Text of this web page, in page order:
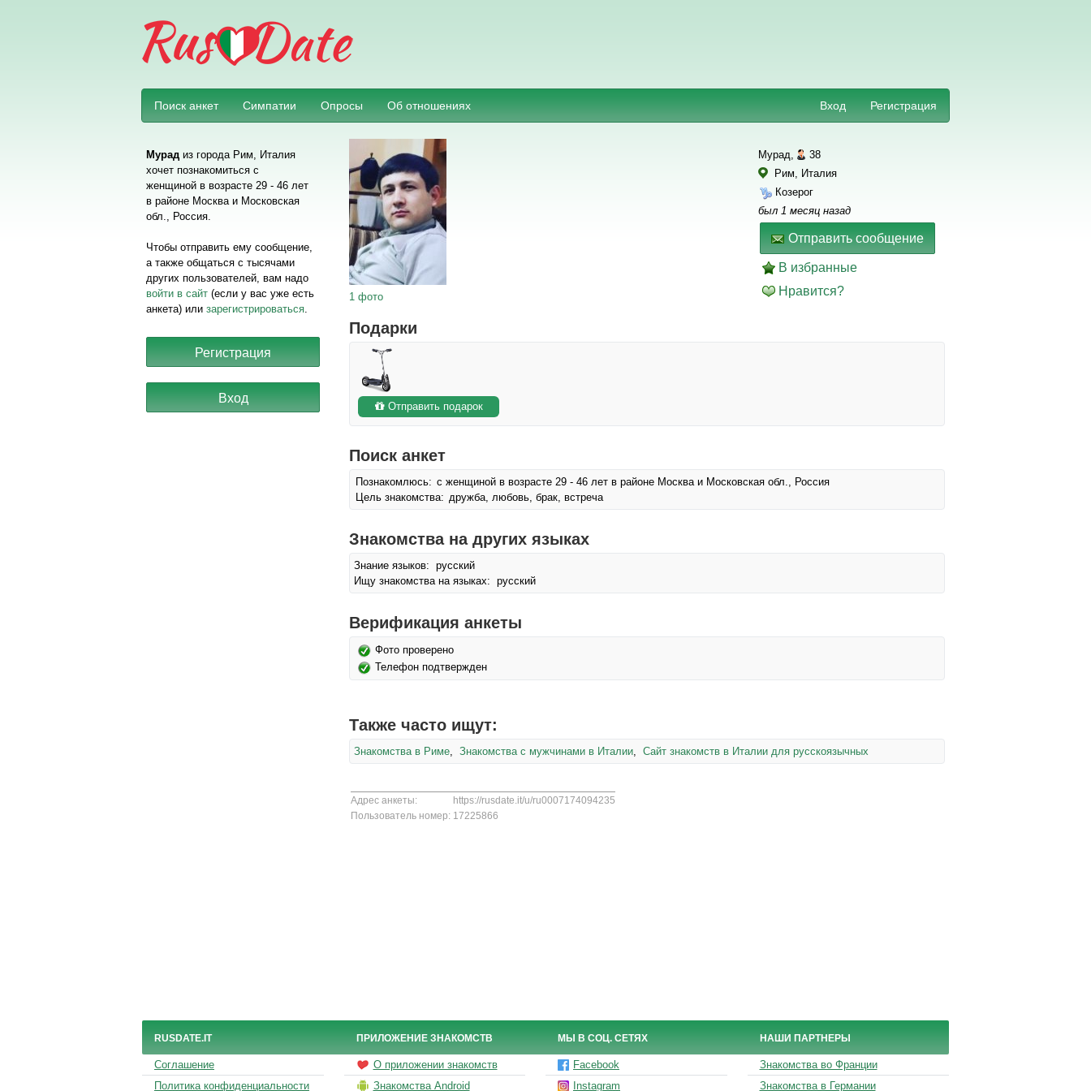
Поиск анкет Симпатии Опросы Об отношениях Регистрация
Вход
Мурад из города Рим, Италия
хочет познакомиться с
женщиной в возрасте 29 - 46 лет
в районе Москва и Московская
обл., Россия.
Чтобы отправить ему сообщение,
а также общаться с тысячами
других пользователей, вам надо
войти в сайт (если у вас уже есть
анкета) или зарегистрироваться.
1 фото
Мурад,
38
Рим, Италия
Козерог
был 1 месяц назад
Отправить сообщение
В избранные
Нравится?
Подарки
Отправить подарок
Поиск анкет
Познакомлюсь: с женщиной в возрасте 29 - 46 лет в районе Москва и Московская обл., Россия
Цель знакомства: дружба, любовь, брак, встреча
Знакомства на других языках
Знание языков: русский
Ищу знакомства на языках: русский
Верификация анкеты
Фото проверено
Телефон подтвержден
Также часто ищут:
Знакомства в Риме, Знакомства с мужчинами в Италии, Сайт знакомств в Италии для русскоязычных
Адрес анкеты:
https://rusdate.it/u/ru0007174094235
Пользователь номер: 17225866
RUSDATE.IT ПРИЛОЖЕНИЕ ЗНАКОМСТВ МЫ В СОЦ. СЕТЯХ НАШИ ПАРТНЕРЫ
Соглашение
Политика конфиденциальности
О приложении знакомств
Знакомства Android
Facebook
Instagram
Знакомства во Франции
Знакомства в Германии